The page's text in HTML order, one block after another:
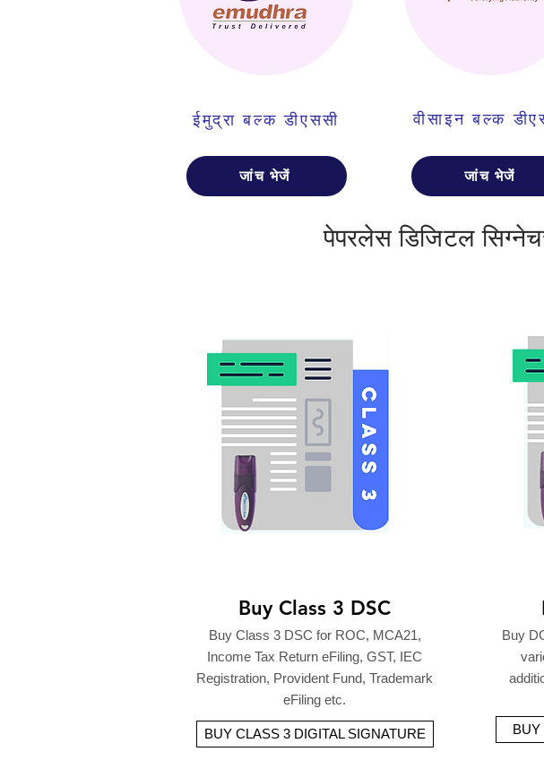
ईमुद्रा बल्क डीएससी
जांच भेजें
वीसाइन बल्क
जांच भेजें
पेपरलेस डिजिटल
Buy Class 3 DSC
Buy Class 3 DSC for ROC, MCA21,
Income Tax Return eFiling, GST, IEC
Registration, Provident Fund, Trademark
eFiling etc.
BUY CLASS 3 DIGITAL SIGNATURE
Buy
BUY